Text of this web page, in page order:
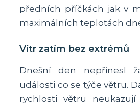
předních příčkách jak v
maximálních teplotách
Vítr zatím bez extrémů
Dnešní den nepřinesl
události co se týče větru.
rychlosti větru neukazují